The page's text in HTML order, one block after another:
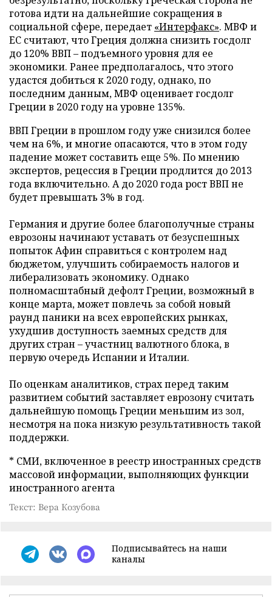
готова идти на дальнейшие сокращения в
социальной сфере, передает «Интерфакс». МВФ и
ЕС считают, что Греция должна снизить госдолг
до 120% ВВП – подъемного уровня для ее
экономики. Ранее предполагалось, что этого
удастся добиться к 2020 году, однако, по
последним данным, МВФ оценивает госдолг
Греции в 2020 году на уровне 135%.
ВВП Греции в прошлом году уже снизился более
чем на 6%, и многие опасаются, что в этом году
падение может составить еще 5%. По мнению
экспертов, рецессия в Греции продлится до 2013
года включительно. А до 2020 года рост ВВП не
будет превышать 3% в год.
Германия и другие более благополучные страны
еврозоны начинают уставать от безуспешных
попыток Афин справиться с контролем над
бюджетом, улучшить собираемость налогов и
либерализовать экономику. Однако
полномасштабный дефолт Греции, возможный в
конце марта, может повлечь за собой новый
раунд паники на всех европейских рынках,
ухудшив доступность заемных средств для
других стран – участниц валютного блока, в
первую очередь Испании и Италии.
По оценкам аналитиков, страх перед таким
развитием событий заставляет еврозону считать
дальнейшую помощь Греции меньшим из зол,
несмотря на пока низкую результативность такой
поддержки.
* СМИ, включенное в реестр иностранных средств
массовой информации, выполняющих функции
иностранного агента
Текст: Вера Козубова
Подписывайтесь на наши
каналы